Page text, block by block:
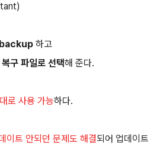
backup 하고
복구 파일로 선택해 준다.
로 사용 가능하다.
이트 안되던 문제도 해결되어 업데이트